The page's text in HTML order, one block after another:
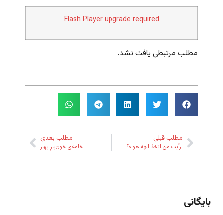
Flash Player upgrade required
مطلب مرتبطی یافت نشد.
مطلب قبلی
ارأیت من اتخذ الهه هواه؟
مطلب بعدی
خامه‌ی خون‌بارِ بهار
بایگانی